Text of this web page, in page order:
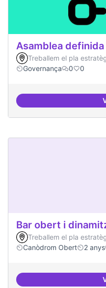
Asamblea definida
Treballem el pla
Governança
0 0
Bar obert i
Treballem el pla
Canòdrom Obert
2 anys